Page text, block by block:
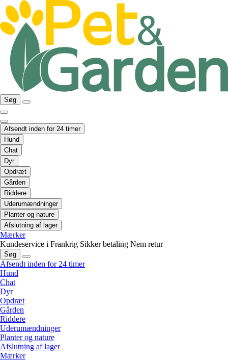
Søg
Afsendt inden for 24 timer
Hund
Chat
Dyr
Opdræt
Gården
Riddere
Uderumændninger
Planter og nature
Afslutning af lager
Mærker
Kundeservice i Frankrig Sikker betaling Nem retur
Søg
Afsendt inden for 24 timer
Hund
Chat
Dyr
Opdræt
Gården
Riddere
Uderumændninger
Planter og nature
Afslutning af lager
Mærker